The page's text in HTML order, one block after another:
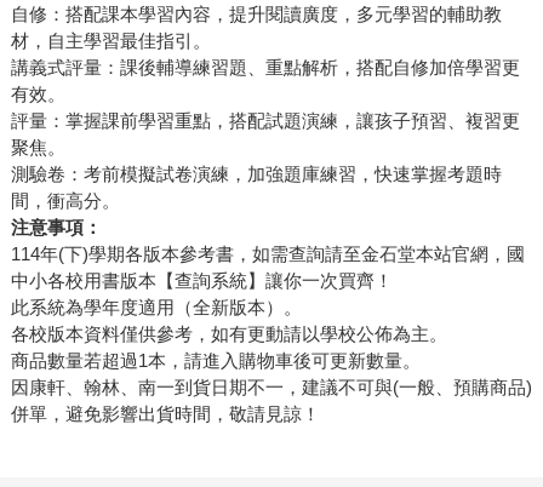
自修：搭配課本學習內容，提升閱讀廣度，多元學習的輔助教
材，自主學習最佳指引。
講義式評量：課後輔導練習題、重點解析，搭配自修加倍學習更
有效。
評量：掌握課前學習重點，搭配試題演練，讓孩子預習、複習更
聚焦。
測驗卷：考前模擬試卷演練，加強題庫練習，快速掌握考題時
間，衝高分。
注意事項：
114年(下)學期各版本參考書，如需查詢請至金石堂本站官網，國
中小各校用書版本【查詢系統】讓你一次買齊！
此系統為學年度適用（全新版本）。
各校版本資料僅供參考，如有更動請以學校公佈為主。
商品數量若超過1本，請進入購物車後可更新數量。
因康軒、翰林、南一到貨日期不一，建議不可與(一般、預購商品)
併單，避免影響出貨時間，敬請見諒！